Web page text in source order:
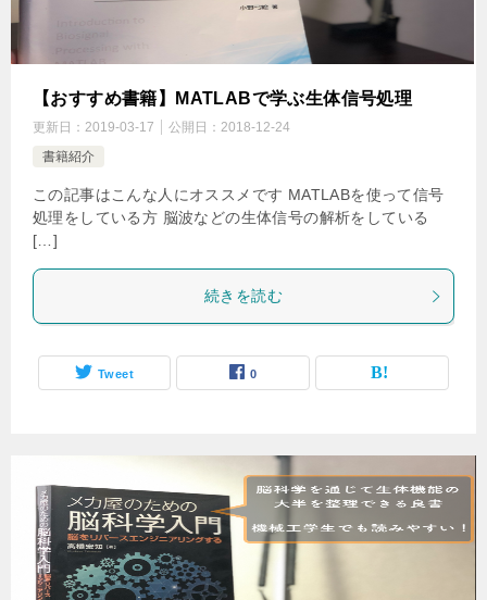
【おすすめ書籍】MATLABで学ぶ生体信号処理
更新日： 2019-03-17 公開日： 2018-12-24
書籍紹介
この記事はこんな人にオススメです MATLABを使って信号
処理をしている方 脳波などの生体信号の解析をしている
[…]
続きを読む
Tweet 0